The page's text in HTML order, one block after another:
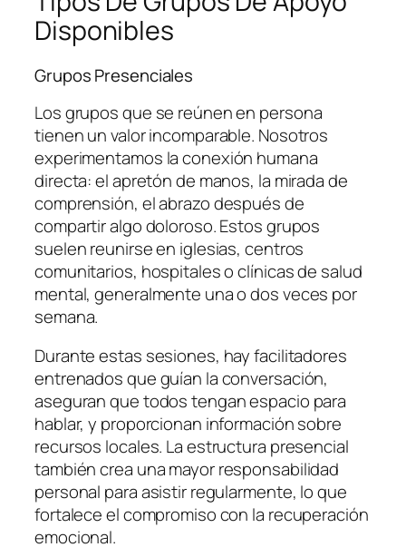
Disponibles
Grupos Presenciales
Los grupos que se reúnen en persona
tienen un valor incomparable. Nosotros
experimentamos la conexión humana
directa: el apretón de manos, la mirada de
comprensión, el abrazo después de
compartir algo doloroso. Estos grupos
suelen reunirse en iglesias, centros
comunitarios, hospitales o clínicas de salud
mental, generalmente una o dos veces por
semana.
Durante estas sesiones, hay facilitadores
entrenados que guían la conversación,
aseguran que todos tengan espacio para
hablar, y proporcionan información sobre
recursos locales. La estructura presencial
también crea una mayor responsabilidad
personal para asistir regularmente, lo que
fortalece el compromiso con la recuperación
emocional.